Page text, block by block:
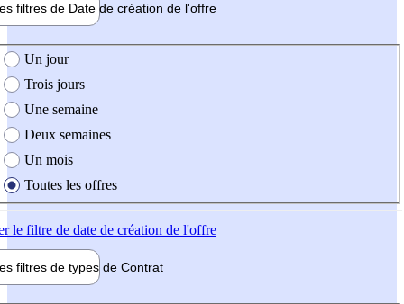
filtres de Date de création de l'offre
création de l'offre
Un jour
Trois jours
Une semaine
Deux semaines
Un mois
Toutes les offres
le filtre de date de création de l'offre
filtres de types de Contrat